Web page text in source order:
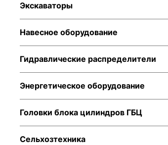
Экскаваторы
Навесное оборудование
Гидравлические распределители
Энергетическое оборудование
Головки блока цилиндров ГБЦ
Сельхозтехника